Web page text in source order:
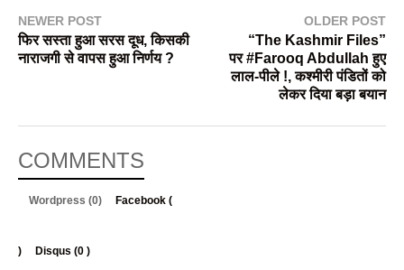
NEWER POST
फिर सस्ता हुआ सरस दूध, किसकी
नाराजगी से वापस हुआ निर्णय ?
OLDER POST
“The Kashmir Files”
पर #Farooq Abdullah हुए
लाल-पीले !, कश्मीरी पंडितों को
लेकर दिया बड़ा बयान
COMMENTS
Wordpress (0) Facebook (
) Disqus (0 )